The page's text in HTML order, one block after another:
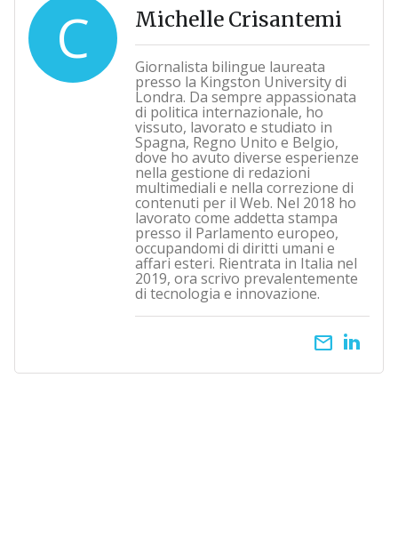
C Michelle Crisantemi
Giornalista bilingue laureata
presso la Kingston University di
Londra. Da sempre appassionata
di politica internazionale, ho
vissuto, lavorato e studiato in
Spagna, Regno Unito e Belgio,
dove ho avuto diverse esperienze
nella gestione di redazioni
multimediali e nella correzione di
contenuti per il Web. Nel 2018 ho
lavorato come addetta stampa
presso il Parlamento europeo,
occupandomi di diritti umani e
affari esteri. Rientrata in Italia nel
2019, ora scrivo prevalentemente
di tecnologia e innovazione.
email